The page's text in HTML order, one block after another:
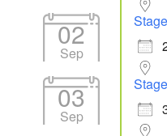
02
Sep
03
Sep